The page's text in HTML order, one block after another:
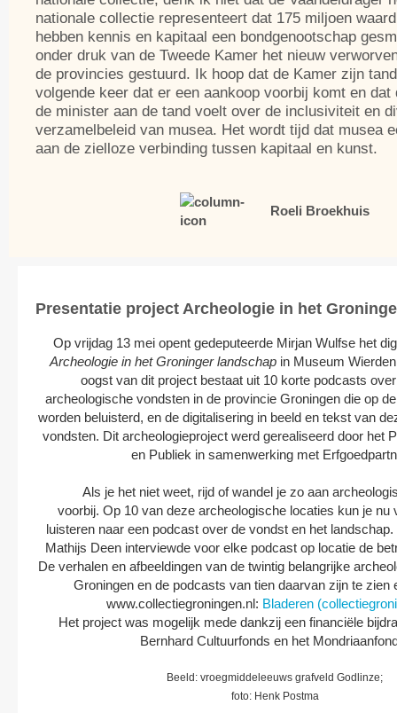
nationale collectie representeert dat 175 miljoen
hebben kennis en kapitaal een bondgenootschap
onder druk van de Tweede Kamer het nieuw
de provincies gestuurd. Ik hoop dat de Kamer zijn
volgende keer dat er een aankoop voorbij komt en dat
de minister aan de tand voelt over de inclusiviteit en
verzamelbeleid van musea. Het wordt tijd dat musea
aan de zielloze verbinding tussen kapitaal en kunst.
Roeli Broekhuis
Presentatie project Archeologie in het
Op vrijdag 13 mei opent gedeputeerde Mirjan Wulfse het
Archeologie in het Groninger landschapin Museum
oogst van dit project bestaat uit 10 korte podcasts
archeologische vondsten in de provincie Groningen die op
worden beluisterd, en de digitalisering in beeld en tekst van
vondsten. Dit archeologieproject werd gerealiseerd door het
en Publiek in samenwerking met
Als je het niet weet, rijd of wandel je zo aan
voorbij. Op 10 van deze archeologische locaties kun je nu
luisteren naar een podcast over de vondst en het
Mathijs Deen interviewde voor elke podcast op locatie de
De verhalen en afbeeldingen van de twintig belangrijke
Groningen en de podcasts van tien daarvan zijn te zien
www.collectiegroningen.nl: Bladeren
Het project was mogelijk mede dankzij een financiële
Bernhard Cultuurfonds en het
Beeld: vroegmiddeleeuws grafveld Godlinze;
foto: Henk Postma